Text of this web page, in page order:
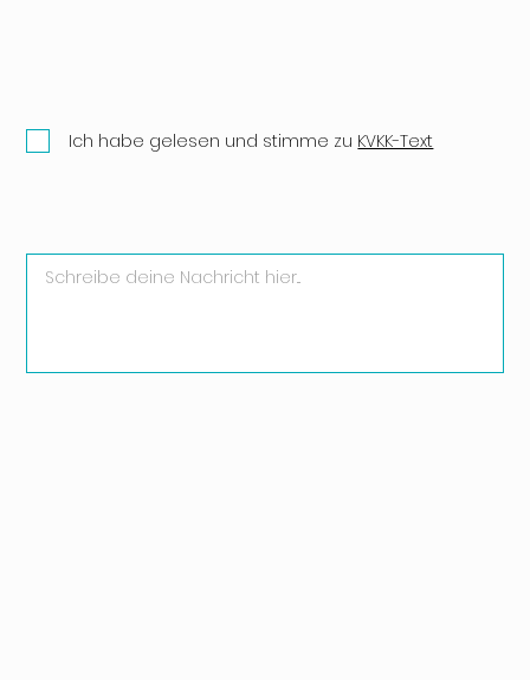
Ich habe gelesen und stimme zu KVKK-Text